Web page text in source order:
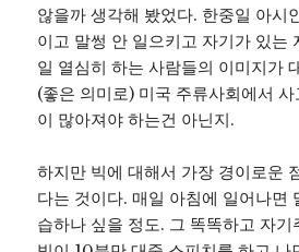
않을까 생각해 봤었다. 한중일 아시
이고 말썽 안 일으키고 자기가 있는
일 열심히 하는 사람들의 이미지가
(좋은 의미로) 미국 주류사회에서
이 많아져야 하는건 아닌지.
하지만 빅에 대해서 가장 경이로운
다는 것이다. 매일 아침에 일어나면
습하나 싶을 정도. 그 똑똑하고 자